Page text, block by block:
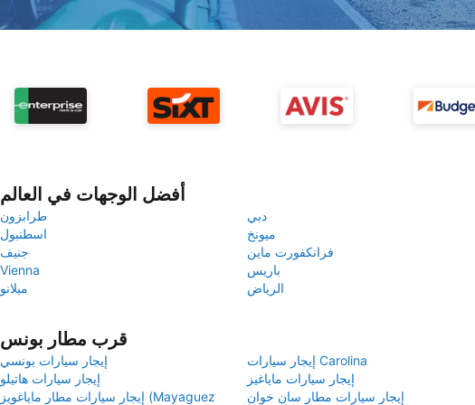
أفضل الوجهات في العالم
طرابزون
دبي
اسطنبول
ميونخ
جنيف
فرانكفورت ماين
Vienna
باريس
ميلانو
الرياض
قرب مطار بونس
إيجار سيارات بونسي
إيجار سيارات Carolina
إيجار سيارات هاتيلو
إيجار سيارات ماياغيز
إيجار سيارات مطار ماياغويز (Mayaguez
إيجار سيارات مطار سان خوان